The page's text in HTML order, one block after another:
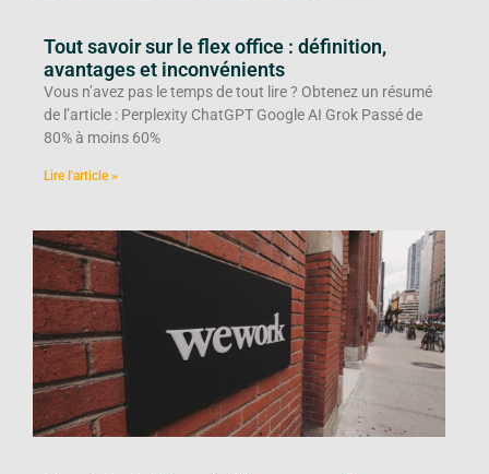
Tout savoir sur le flex office : définition,
avantages et inconvénients
Vous n’avez pas le temps de tout lire ? Obtenez un résumé
de l’article : Perplexity ChatGPT Google AI Grok Passé de
80% à moins 60%
Lire l'article »